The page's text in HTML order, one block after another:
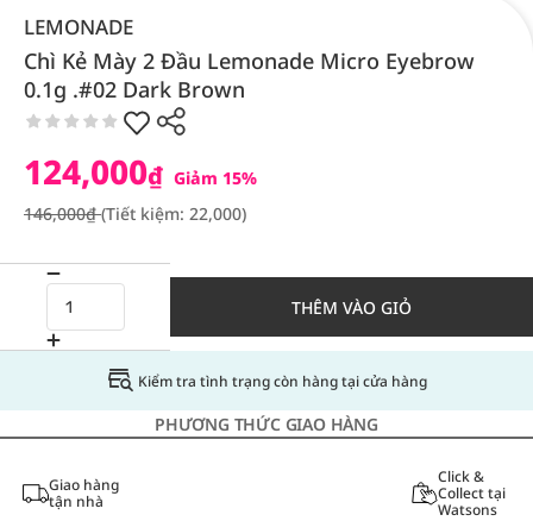
LEMONADE
Chì Kẻ Mày 2 Đầu Lemonade Micro Eyebrow
0.1g .#02 Dark Brown
124,000₫ Giảm 15%
146,000₫(Tiết kiệm: 22,000)
THÊM VÀO GIỎ
Kiểm tra tình trạng còn hàng tại cửa hàng
PHƯƠNG THỨC GIAO HÀNG
Giao hàng
tận nhà
Click &
Collect tại
Watsons